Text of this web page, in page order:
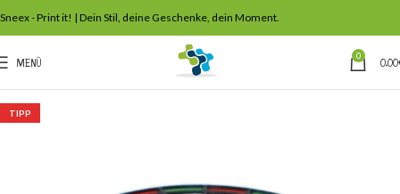
Sneex - Print it! | Dein Stil, deine Geschenke, dein Moment.
MENÜ 0 0,00
TIPP